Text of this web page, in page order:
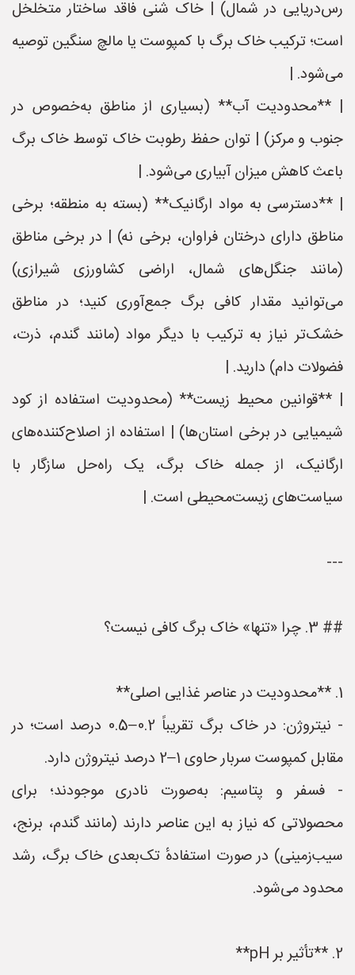
رس‌دریایی در شمال) | خاک شنی فاقد ساختار متخلخل
است؛ ترکیب خاک برگ با کمپوست یا مالچ سنگین توصیه
می‌شود. |
| **محدودیت آب** (بسیاری از مناطق به‌خصوص در
جنوب و مرکز) | توان حفظ رطوبت خاک توسط خاک برگ
باعث کاهش میزان آبیاری می‌شود. |
| **دسترسی به مواد ارگانیک** (بسته به منطقه؛ برخی
مناطق دارای درختان فراوان، برخی نه) | در برخی مناطق
(مانند جنگل‌های شمال، اراضی کشاورزی شیرازی)
می‌توانید مقدار کافی برگ جمع‌آوری کنید؛ در مناطق
خشک‌تر نیاز به ترکیب با دیگر مواد (مانند گندم، ذرت،
فضولات دام) دارید. |
| **قوانین محیط زیست** (محدودیت استفاده از کود
شیمیایی در برخی استان‌ها) | استفاده از اصلاح‌کننده‌های
ارگانیک، از جمله خاک برگ، یک راه‌حل سازگار با
سیاست‌های زیست‌محیطی است. |
---
## 3. چرا «تنها» خاک برگ کافی نیست؟
1. **محدودیت در عناصر غذایی اصلی**
- نیتروژن: در خاک برگ تقریباً 0.2–0.5 درصد است؛ در
مقابل کمپوست سربار حاوی 1–2 درصد نیتروژن دارد.
- فسفر و پتاسیم: به‌صورت نادری موجودند؛ برای
محصولاتی که نیاز به این عناصر دارند (مانند گندم، برنج،
سیب‌زمینی) در صورت استفادهٔ تک‌بعدی خاک برگ، رشد
محدود می‌شود.
2. **تأثیر بر pH**